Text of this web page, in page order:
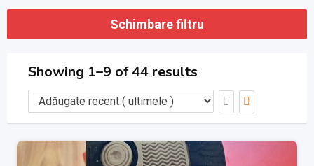
Schimbare filtru
Showing 1–9 of 44 results